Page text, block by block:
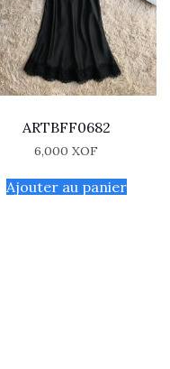
ARTBFF0682
6,000XOF
Ajouter au panier